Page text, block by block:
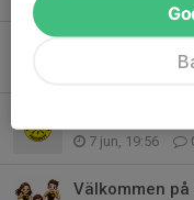
7 jun, 19:56
Välkommen